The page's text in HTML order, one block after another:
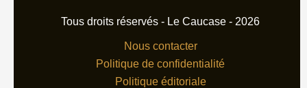
Tous droits réservés - Le Caucase - 2026
Nous contacter
Politique de confidentialité
Politique éditoriale